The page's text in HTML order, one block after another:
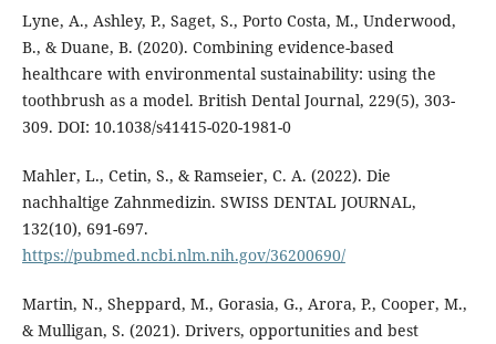
Lyne, A., Ashley, P., Saget, S., Porto Costa, M., Underwood,
B., & Duane, B. (2020). Combining evidence-based
healthcare with environmental sustainability: using the
toothbrush as a model. British Dental Journal, 229(5), 303-
309. DOI: 10.1038/s41415-020-1981-0
Mahler, L., Cetin, S., & Ramseier, C. A. (2022). Die
nachhaltige Zahnmedizin. SWISS DENTAL JOURNAL,
132(10), 691-697.
https://pubmed.ncbi.nlm.nih.gov/36200690/
Martin, N., Sheppard, M., Gorasia, G., Arora, P., Cooper, M.,
& Mulligan, S. (2021). Drivers, opportunities and best